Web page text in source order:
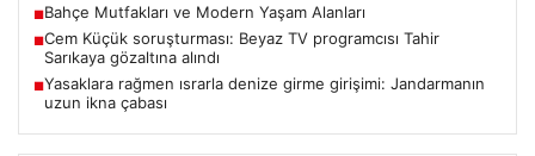
■Bahçe Mutfakları ve Modern Yaşam Alanları
■Cem Küçük soruşturması: Beyaz TV programcısı Tahir
Sarıkaya gözaltına alındı
■Yasaklara rağmen ısrarla denize girme girişimi: Jandarmanın
uzun ikna çabası